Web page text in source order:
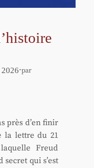
·par
près d’en finir
la lettre du 21
Freud
qui s’est